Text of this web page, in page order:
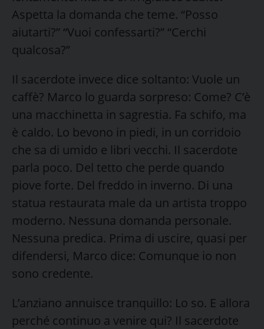
Aspetta la domanda che teme. “Posso
aiutarti?” “Vuoi confessarti?” “Cerchi
qualcosa?”
Il sacerdote invece dice soltanto: Vuole un
caffè? Marco lo guarda sorpreso: Come? C’è
una macchinetta in sagrestia. Fa schifo, ma
è caldo. Lo bevono in piedi, in un corridoio
che sa di umido e libri vecchi. Il sacerdote
parla poco. Del tetto che perde quando
piove forte. Del freddo in inverno. Di una
statua restaurata male da un artista troppo
moderno. Nessuna domanda personale.
Nessuna predica. Prima di uscire, quasi per
difendersi, Marco dice: Comunque io non
sono credente.
L’anziano annuisce tranquillo: Lo so. E allora
perché continuo a venire qui? Il sacerdote